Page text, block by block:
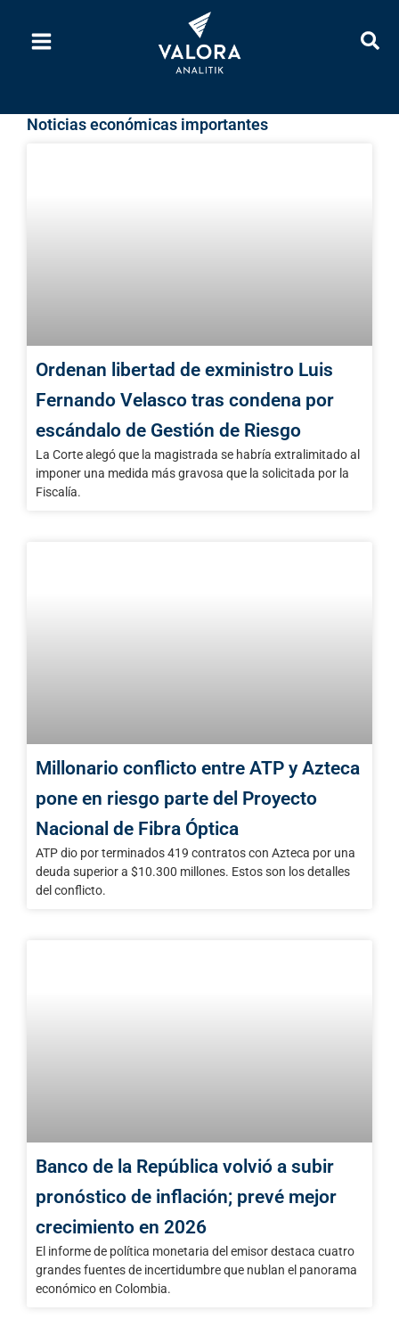
Noticias económicas importantes
Ordenan libertad de exministro Luis
Fernando Velasco tras condena por
escándalo de Gestión de Riesgo
La Corte alegó que la magistrada se habría extralimitado al
imponer una medida más gravosa que la solicitada por la
Fiscalía.
Millonario conflicto entre ATP y Azteca
pone en riesgo parte del Proyecto
Nacional de Fibra Óptica
ATP dio por terminados 419 contratos con Azteca por una
deuda superior a $10.300 millones. Estos son los detalles
del conflicto.
Banco de la República volvió a subir
pronóstico de inflación; prevé mejor
crecimiento en 2026
El informe de política monetaria del emisor destaca cuatro
grandes fuentes de incertidumbre que nublan el panorama
económico en Colombia.